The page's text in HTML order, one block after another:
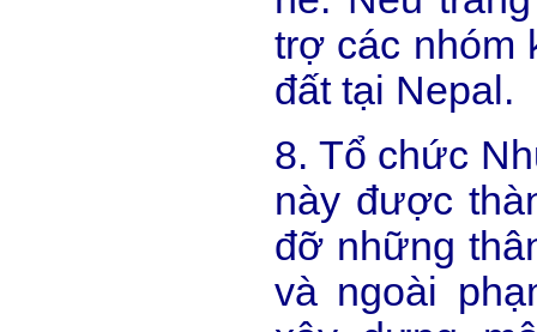
trợ các nhóm
đất tại Nepal.
8. Tổ chức
này được
đỡ những
và ngoài